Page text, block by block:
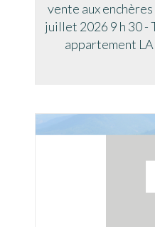
vente aux
juillet 2026 9 h 30 -
appartement